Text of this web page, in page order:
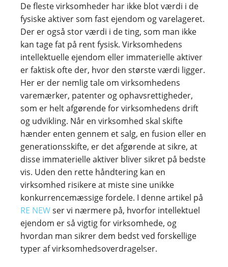
De fleste virksomheder har ikke blot værdi i de
fysiske aktiver som fast ejendom og varelageret.
Der er også stor værdi i de ting, som man ikke
kan tage fat på rent fysisk. Virksomhedens
intellektuelle ejendom eller immaterielle aktiver
er faktisk ofte der, hvor den største værdi ligger.
Her er der nemlig tale om virksomhedens
varemærker, patenter og ophavsrettigheder,
som er helt afgørende for virksomhedens drift
og udvikling. Når en virksomhed skal skifte
hænder enten gennem et salg, en fusion eller en
generationsskifte, er det afgørende at sikre, at
disse immaterielle aktiver bliver sikret på bedste
vis. Uden den rette håndtering kan en
virksomhed risikere at miste sine unikke
konkurrencemæssige fordele. I denne artikel på
RE NEWser vi nærmere på, hvorfor intellektuel
ejendom er så vigtig for virksomhede, og
hvordan man sikrer dem bedst ved forskellige
typer af virksomhedsoverdragelser.